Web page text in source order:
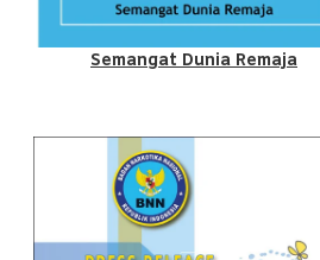
Semangat Dunia Remaja